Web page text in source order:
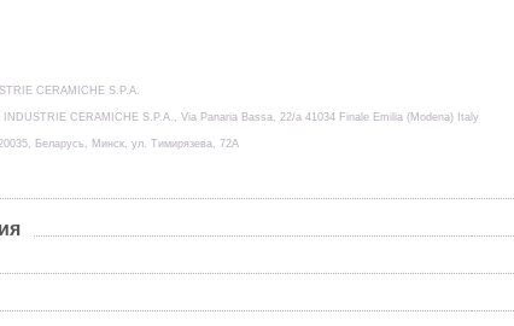
CERAMICHE S.P.A.
INDUSTRIE CERAMICHE S.P.A., Via Panaria Bassa, 22/a 41034 Finale Emilia (Modena) Italy
Беларусь, Минск, ул. Тимирязева, 72А